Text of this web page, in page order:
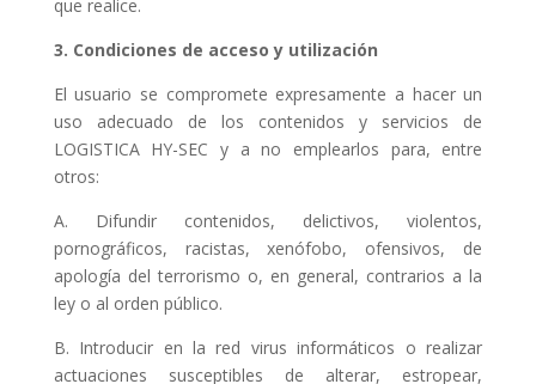
que realice.
3. Condiciones de acceso y utilización
El usuario se compromete expresamente a hacer un
uso adecuado de los contenidos y servicios de
LOGISTICA HY-SEC y a no emplearlos para, entre
otros:
A. Difundir contenidos, delictivos, violentos,
pornográficos, racistas, xenófobo, ofensivos, de
apología del terrorismo o, en general, contrarios a la
ley o al orden público.
B. Introducir en la red virus informáticos o realizar
actuaciones susceptibles de alterar, estropear,